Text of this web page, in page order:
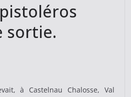
sortie.
à Castelnau Chalosse, Val